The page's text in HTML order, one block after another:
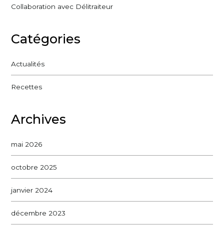
Collaboration avec Délitraiteur
Catégories
Actualités
Recettes
Archives
mai 2026
octobre 2025
janvier 2024
décembre 2023